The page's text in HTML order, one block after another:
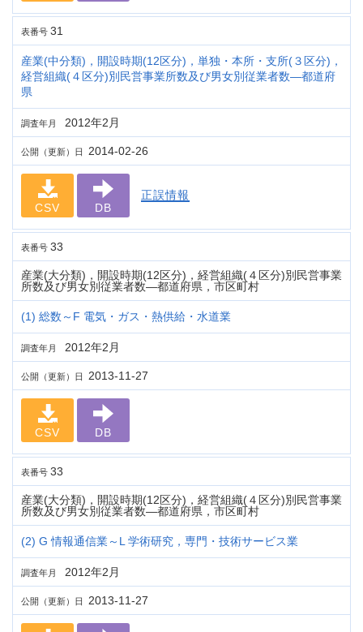
表番号 31
産業(中分類)，開設時期(12区分)，単独・本所・支所(３区分)，
経営組織(４区分)別民営事業所数及び男女別従業者数―都道府
県
調査年月 2012年2月
公開（更新）日 2014-02-26
CSV DB
正誤情報
表番号 33
産業(大分類)，開設時期(12区分)，経営組織(４区分)別民営事業
所数及び男女別従業者数―都道府県，市区町村
(1) 総数～F 電気・ガス・熱供給・水道業
調査年月 2012年2月
公開（更新）日 2013-11-27
CSV DB
表番号 33
産業(大分類)，開設時期(12区分)，経営組織(４区分)別民営事業
所数及び男女別従業者数―都道府県，市区町村
(2) G 情報通信業～L 学術研究，専門・技術サービス業
調査年月 2012年2月
公開（更新）日 2013-11-27